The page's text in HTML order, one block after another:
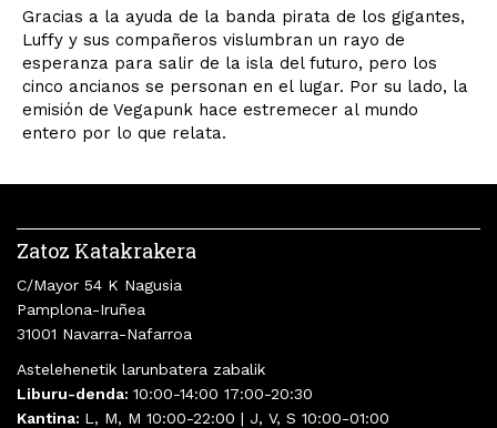
Gracias a la ayuda de la banda pirata de los gigantes,
Luffy y sus compañeros vislumbran un rayo de
esperanza para salir de la isla del futuro, pero los
cinco ancianos se personan en el lugar. Por su lado, la
emisión de Vegapunk hace estremecer al mundo
entero por lo que relata.
Zatoz Katakrakera
C/Mayor 54 K Nagusia
Pamplona-Iruñea
31001 Navarra-Nafarroa
Astelehenetik larunbatera zabalik
Liburu-denda: 10:00-14:00 17:00-20:30
Kantina: L, M, M 10:00-22:00 | J, V, S 10:00-01:00